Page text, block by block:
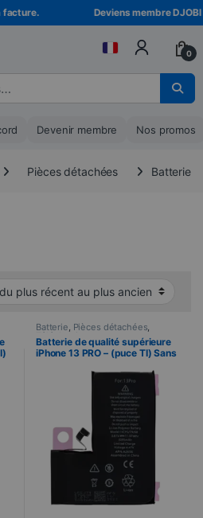
Deviens membre DJOBI !
0
Devenir membre Nos promos
Pièces détachées Batterie
récent au plus ancien
Batterie, Pièces détachées,
Téléphonie
Batterie de qualité supérieure
iPhone 13 PRO – (puce TI) Sans